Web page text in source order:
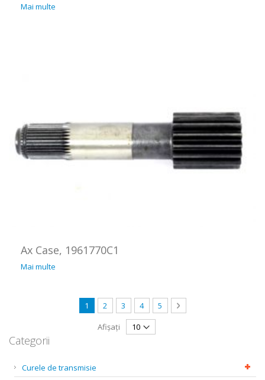
Mai multe
Ax Case, 1961770C1
Mai multe
Pagină
în acest moment citiți pagina
1 Pagină
2 Pagină
3 Pagină
4 Pagină
5 Pagină
Următorul
Afișați
Categorii
Curele de transmisie